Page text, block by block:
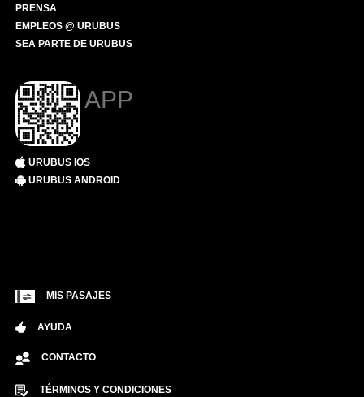
PRENSA
EMPLEOS @ URUBUS
SEA PARTE DE URUBUS
APP
URUBUS IOS
URUBUS ANDROID
MIS PASAJES
AYUDA
CONTACTO
TÉRMINOS Y CONDICIONES